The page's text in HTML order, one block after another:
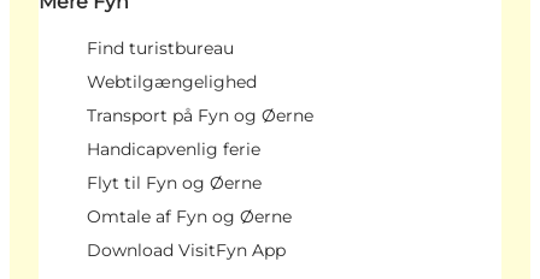
Find turistbureau
Webtilgængelighed
Transport på Fyn og Øerne
Handicapvenlig ferie
Flyt til Fyn og Øerne
Omtale af Fyn og Øerne
Download VisitFyn App